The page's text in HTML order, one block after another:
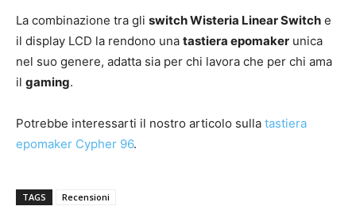
La combinazione tra gli switch Wisteria Linear Switch e
il display LCD la rendono una tastiera epomaker unica
nel suo genere, adatta sia per chi lavora che per chi ama
il gaming.
Potrebbe interessarti il nostro articolo sulla tastiera
epomaker Cypher 96.
TAGS Recensioni